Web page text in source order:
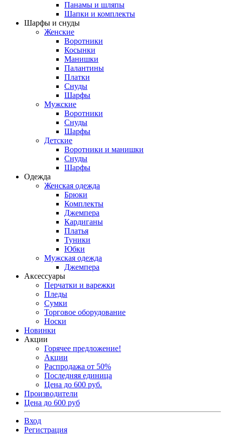
Панамы и шляпы
Шапки и комплекты
Шарфы и снуды
Женские
Воротники
Косынки
Манишки
Палантины
Платки
Снуды
Шарфы
Мужские
Воротники
Снуды
Шарфы
Детские
Воротники и манишки
Снуды
Шарфы
Одежда
Женская одежда
Брюки
Комплекты
Джемпера
Кардиганы
Платья
Туники
Юбки
Мужская одежда
Джемпера
Аксессуары
Перчатки и варежки
Пледы
Сумки
Торговое оборудование
Носки
Новинки
Акции
Горячее предложение!
Акции
Распродажа от 50%
Последняя единица
Цена до 600 руб.
Производители
Цена до 600 руб
Вход
Регистрация